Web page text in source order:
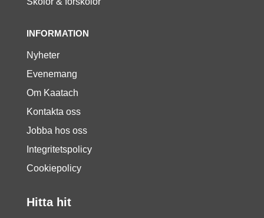
INFORMATION
Nyheter
Evenemang
Om Kaatach
Kontakta oss
Jobba hos oss
Integritetspolicy
Cookiepolicy
Hitta hit